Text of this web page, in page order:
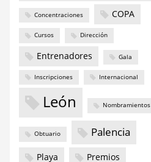
Concentraciones COPA
Cursos Dirección
Entrenadores Gala
Inscripciones Internacional
León Nombramientos
Obtuario Palencia
Playa Premios